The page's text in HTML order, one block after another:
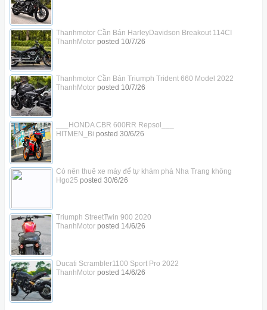
Thanhmotor Cần Bán HarleyDavidson Breakout 114CI
ThanhMotorposted 10/7/26
Thanhmotor Cần Bán Triumph Trident 660 Model 2022
ThanhMotorposted 10/7/26
___HONDA CBR 600RR Repsol___
HITMEN_Bi posted 30/6/26
Có nên thuê xe máy để tự khám phá Nha Trang không
Hgo25 posted 30/6/26
Triumph StreetTwin 900 2020
ThanhMotorposted 14/6/26
Ducati Scrambler1100 Sport Pro 2022
ThanhMotorposted 14/6/26